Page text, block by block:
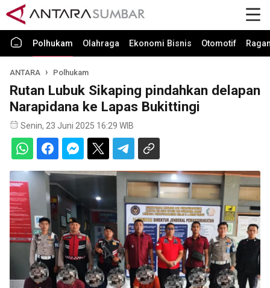
Polhukam Olahraga Ekonomi Bisnis Otomotif
ANTARA Polhukam
Rutan Lubuk Sikaping pindahkan delapan
Narapidana ke Lapas Bukittingi
Senin, 23 Juni 2025 16:29 WIB